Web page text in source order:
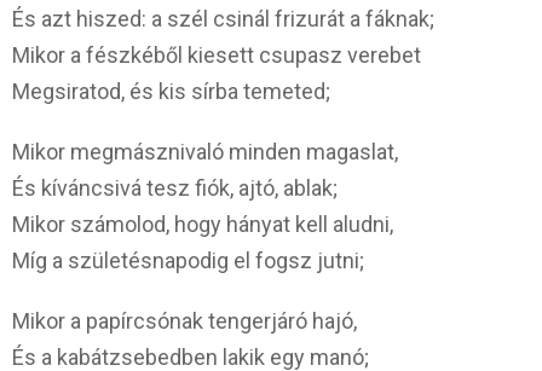
És azt hiszed: a szél csinál frizurát a fáknak;
Mikor a fészkéből kiesett csupasz verebet
Megsiratod, és kis sírba temeted;
Mikor megmásznivaló minden magaslat,
És kíváncsivá tesz fiók, ajtó, ablak;
Mikor számolod, hogy hányat kell aludni,
Míg a születésnapodig el fogsz jutni;
Mikor a papírcsónak tengerjáró hajó,
És a kabátzsebedben lakik egy manó;